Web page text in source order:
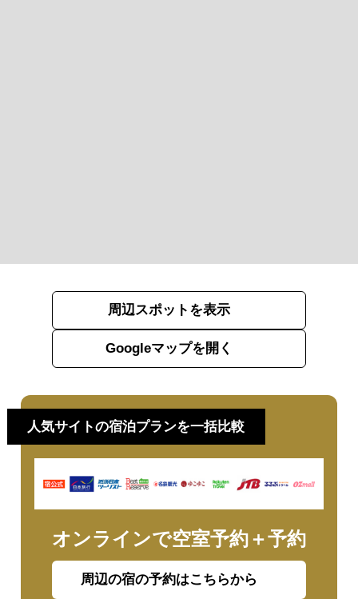
周辺スポットを表示
Googleマップを開く
人気サイトの宿泊プランを一括比較
オンラインで空室予約＋予約
周辺の宿の予約はこちらから